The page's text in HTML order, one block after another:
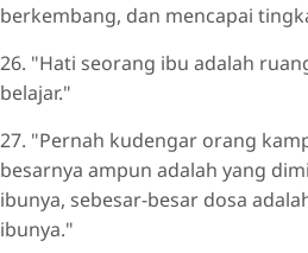
berkembang, dan mencapai
26. "Hati seorang ibu adalah
belajar."
27. "Pernah kudengar orang
besarnya ampun adalah yang
ibunya, sebesar-besar dosa
ibunya."